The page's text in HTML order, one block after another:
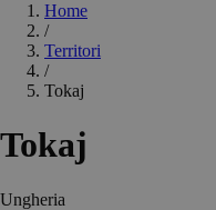
Home
/
Territori
/
Tokaj
Tokaj
Ungheria